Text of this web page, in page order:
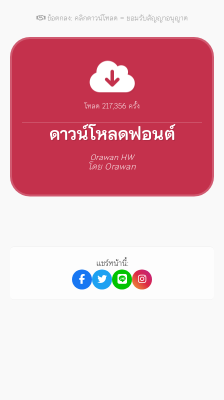
ข้อตกลง: คลิกดาวน์โหลด = ยอมรับสัญญาอนุญาต
โหลด 217,356 ครั้ง
ดาวน์โหลดฟอนต์
Orawan HW
โดย Orawan
แชร์หน้านี้: